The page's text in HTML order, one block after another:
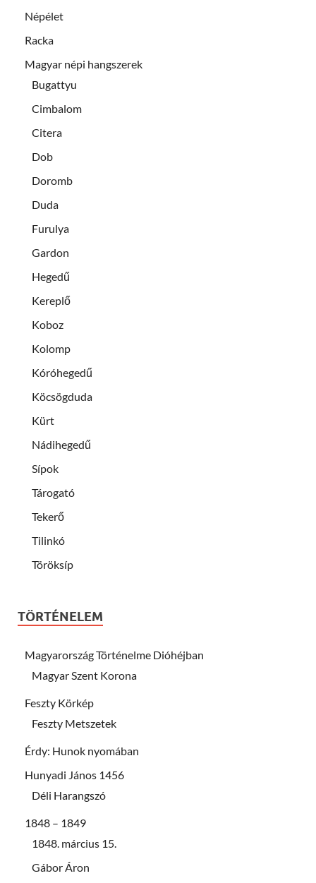
Népélet
Racka
Magyar népi hangszerek
Bugattyu
Cimbalom
Citera
Dob
Doromb
Duda
Furulya
Gardon
Hegedű
Kereplő
Koboz
Kolomp
Kóróhegedű
Köcsögduda
Kürt
Nádihegedű
Sípok
Tárogató
Tekerő
Tilinkó
Töröksíp
TÖRTÉNELEM
Magyarország Történelme Dióhéjban
Magyar Szent Korona
Feszty Körkép
Feszty Metszetek
Érdy: Hunok nyomában
Hunyadi János 1456
Déli Harangszó
1848 – 1849
1848. március 15.
Gábor Áron